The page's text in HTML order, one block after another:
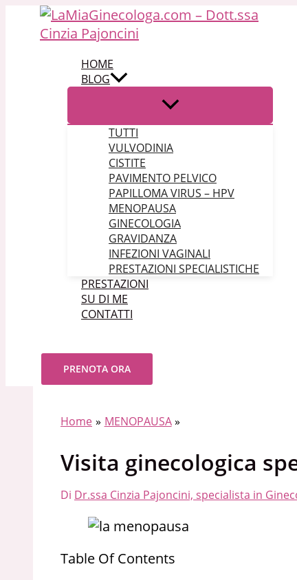
Vai al contenuto
HOME
BLOG
TUTTI
VULVODINIA
CISTITE
PAVIMENTO PELVICO
PAPILLOMA VIRUS – HPV
MENOPAUSA
GINECOLOGIA
GRAVIDANZA
INFEZIONI VAGINALI
PRESTAZIONI SPECIALISTICHE
PRESTAZIONI
SU DI ME
CONTATTI
PRENOTA ORA
Home MENOPAUSA
Visita ginecologica
Di Dr.ssa Cinzia Pajoncini, specialista in
Table Of Contents